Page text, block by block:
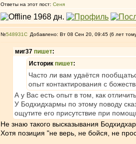
Ответы на этот пост: Сеня
№548931 Добавлено: Вт 08 Сен 20, 09:45 (6 лет
миг37 пишет:
Историк пишет:
Часто ли вам удаётся
опыт контактирования с
А у Вас есть опыт в том, как
У Бодхидхармы по этому поводу
ощутите его присутствие при
Не знаю такого высказывания
Хотя позиция "не верь, не бойся, не